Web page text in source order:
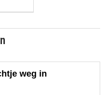
weg in